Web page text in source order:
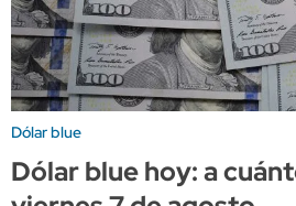
Dólar blue
Dólar blue hoy: a